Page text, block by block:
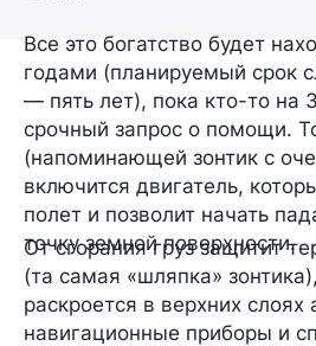
Все это богатство будет
годами (планируемый срок
— пять лет), пока кто-то на
срочный запрос о помощи.
(напоминающей зонтик с
включится двигатель,
полет и позволит начать
точку земной поверхности.
От сгорания груз защитит
(та самая «шляпка»
раскроется в верхних
навигационные приборы и